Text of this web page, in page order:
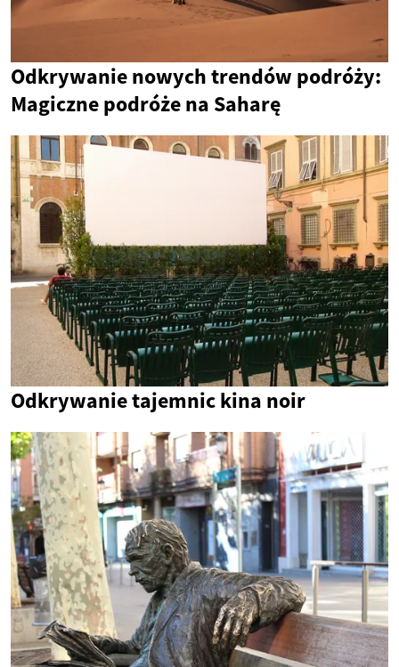
Odkrywanie nowych trendów podróży:
Magiczne podróże na Saharę
Odkrywanie tajemnic kina noir